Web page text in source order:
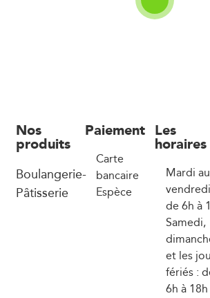
Nos
produits
Boulangerie-
Pâtisserie
Paiement
Carte
bancaire
Espèce
Les
horaires
Mardi au
de 6h à
Samedi,
et les
fériés :
6h à 18h